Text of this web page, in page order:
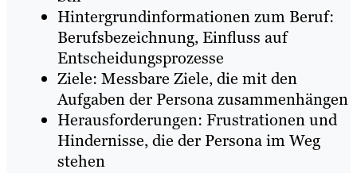
Hintergrundinformationen zum Beruf:
Berufsbezeichnung, Einfluss auf
Entscheidungsprozesse
Ziele: Messbare Ziele, die mit den
Aufgaben der Persona zusammenhängen
Herausforderungen: Frustrationen und
Hindernisse, die der Persona im Weg
stehen